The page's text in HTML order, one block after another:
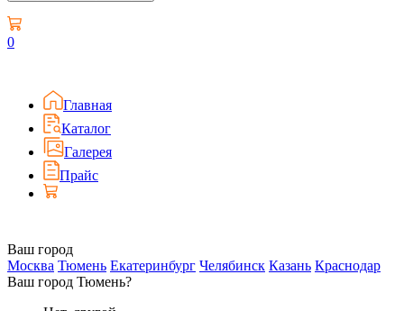
0
Главная
Каталог
Галерея
Прайс
Ваш город
Москва Тюмень Екатеринбург Челябинск Казань Краснодар
Ваш город Тюмень?